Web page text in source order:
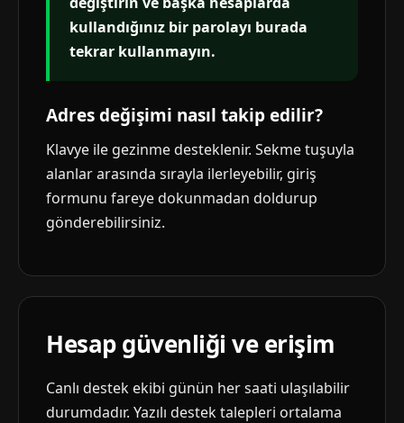
kullandığınız bir parolayı burada
tekrar kullanmayın.
Adres değişimi nasıl takip edilir?
Klavye ile gezinme desteklenir. Sekme tuşuyla
alanlar arasında sırayla ilerleyebilir, giriş
formunu fareye dokunmadan doldurup
gönderebilirsiniz.
Hesap güvenliği ve erişim
Canlı destek ekibi günün her saati ulaşılabilir
durumdadır. Yazılı destek talepleri ortalama